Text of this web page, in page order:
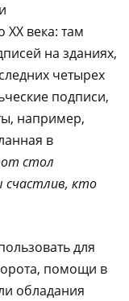
века: там
на зданиях,
четырех
подписи,
например,
в
стол
счастлив, кто
для
помощи в
обладания